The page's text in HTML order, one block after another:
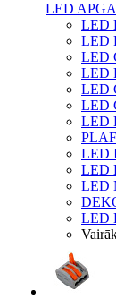
LED
LED
LED
LED
LED
LED
LED
LED
LED
LED
LED
LED